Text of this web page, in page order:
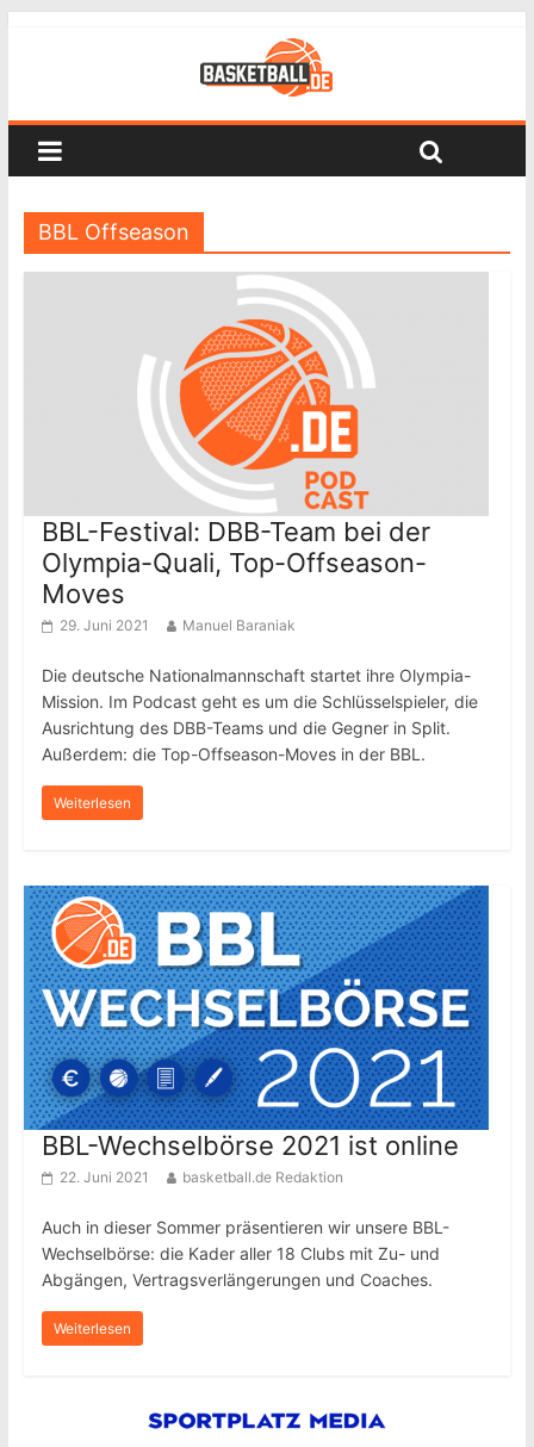
BBL Offseason
BBL-Festival: DBB-Team bei der
Olympia-Quali, Top-Offseason-
Moves
29. Juni 2021 Manuel Baraniak
Die deutsche Nationalmannschaft startet ihre Olympia-
Mission. Im Podcast geht es um die Schlüsselspieler, die
Ausrichtung des DBB-Teams und die Gegner in Split.
Außerdem: die Top-Offseason-Moves in der BBL.
Weiterlesen
BBL-Wechselbörse 2021 ist online
22. Juni 2021 basketball.de Redaktion
Auch in dieser Sommer präsentieren wir unsere BBL-
Wechselbörse: die Kader aller 18 Clubs mit Zu- und
Abgängen, Vertragsverlängerungen und Coaches.
Weiterlesen